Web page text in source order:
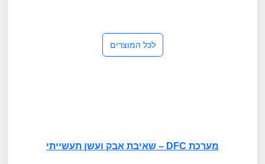
לכל המוצרים
מערכת DFC – שאיבת אבק ועשן תעשייתי